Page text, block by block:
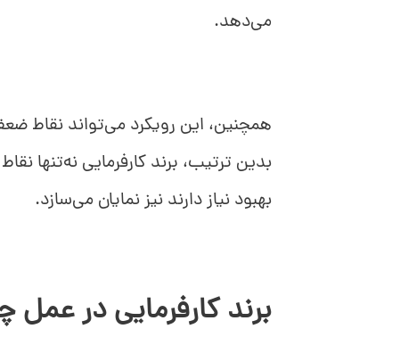
می‌دهد.
همچنین، این رویکرد می‌تواند نقاط
بدین ترتیب، برند کارفرمایی نه‌تنها
بهبود نیاز دارند نیز نمایان می‌سازد.
برند کارفرمایی در